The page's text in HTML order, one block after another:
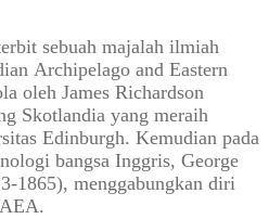
sebuah majalah ilmiah
Archipelago and Eastern
oleh James Richardson
Skotlandia yang meraih
Edinburgh. Kemudian pada
bangsa Inggris, George
1865), menggabungkan diri